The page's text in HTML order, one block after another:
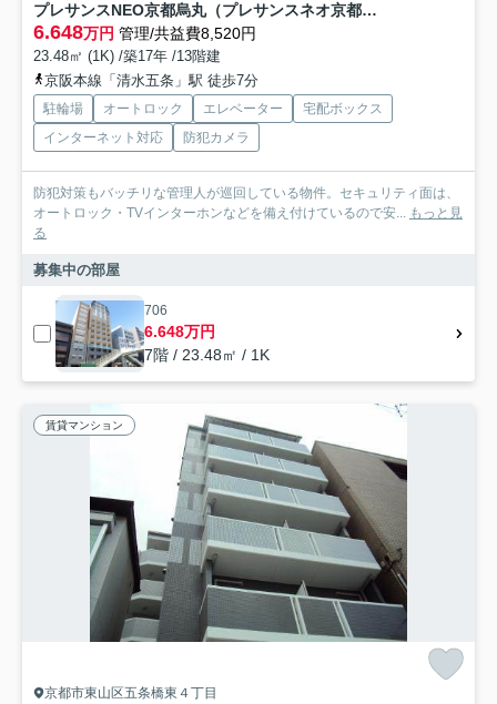
プレサンスNEO京都烏丸（プレサンスネオ京都烏丸）
6.648万円 管理/共益費8,520円
23.48㎡ (1K) /築17年 /13階建
京阪本線「清水五条」駅 徒歩7分
駐輪場 オートロック エレベーター
宅配ボックス
インターネット対応
防犯カメラ
防犯対策もバッチリな管理人が巡回している物件。セキュリティ面は、
オートロック・TVインターホンなどを備え付けているので安... もっと見
る
募集中の部屋
706
6.648万円
7階 / 23.48㎡ / 1K
賃貸マンション
京都市東山区五条橋東４丁目